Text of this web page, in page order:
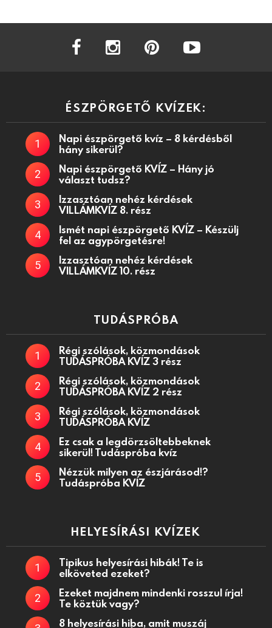
facebook instagram
ÉSZPÖRGETŐ KVÍZEK:
Napi észpörgető kvíz – 8 kérdésből
hány sikerül?
Napi észpörgető KVÍZ – Hány jó
választ tudsz?
Izzasztóan nehéz kérdések
VILLÁMKVÍZ 8. rész
Ismét napi észpörgető KVÍZ – Készülj
fel az agypörgetésre!
Izzasztóan nehéz kérdések
VILLÁMKVÍZ 10. rész
TUDÁSPRÓBA
Régi szólások, közmondások
TUDÁSPRÓBA KVÍZ 3 rész
Régi szólások, közmondások
TUDÁSPRÓBA KVÍZ 2 rész
Régi szólások, közmondások
TUDÁSPRÓBA KVÍZ
Ez csak a legdörzsöltebbeknek
sikerül! Tudáspróba kvíz
Nézzük milyen az észjárásod!?
Tudáspróba KVÍZ
HELYESÍRÁSI KVÍZEK
Tipikus helyesírási hibák! Te is
elköveted ezeket?
Ezeket majdnem mindenki rosszul írja!
Te köztük vagy?
8 helyesírási hiba, amit muszáj